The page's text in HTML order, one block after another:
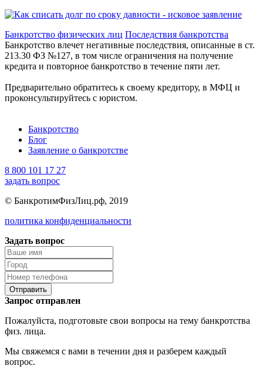
Банкротство физических лиц Последствия банкротства
Банкротство влечет негативные последствия, описанные в ст.
213.30 ФЗ №127, в том числе ограничения на получение
кредита и повторное банкротство в течение пяти лет.
Предварительно обратитесь к своему кредитору, в МФЦ и
проконсультируйтесь с юристом.
Банкротство
Блог
Заявление о банкротстве
8 800 101 17 27
задать вопрос
© БанкротимФизЛиц.рф, 2019
политика конфиденциальности
Задать вопрос
Отправить
Запрос отправлен
Пожалуйста, подготовьте свои вопросы на тему банкротства
физ. лица.
Мы свяжемся с вами в течении дня и разберем каждый
вопрос.